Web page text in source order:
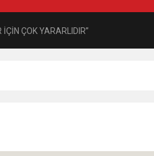
ÇOK YARARLIDIR”